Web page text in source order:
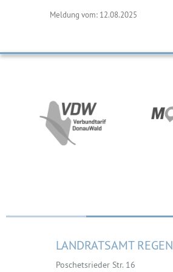
Meldung vom: 12.08.2025
LANDRATSAMT REGEN
Poschetsrieder Str. 16